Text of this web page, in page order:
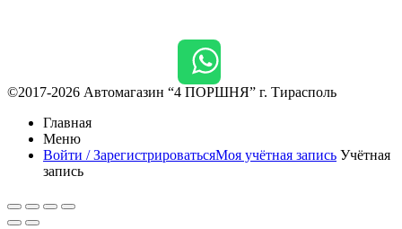
©2017-2026 Автомагазин “4 ПОРШНЯ” г. Тирасполь
Главная
Меню
Войти / ЗарегистрироватьсяМоя учётная запись Учётная
запись